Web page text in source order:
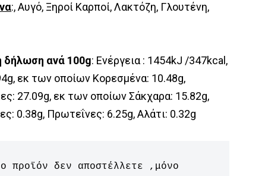
:, Αυγό, Ξηροί Καρποί, Λακτόζη, Γλουτένη,
δήλωση ανά 100g: Ενέργεια : 1454kJ /347kcal,
εκ των οποίων Kορεσμένα: 10.48g,
27.09g, εκ των οποίων Σάκχαρα: 15.82g,
0.38g, Πρωτεΐνες: 6.25g, Αλάτι: 0.32g
προϊόν δεν αποστέλλετε ,μόνο